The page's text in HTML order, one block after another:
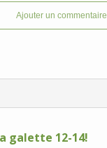
Ajouter un commentaire
galette 12-14!